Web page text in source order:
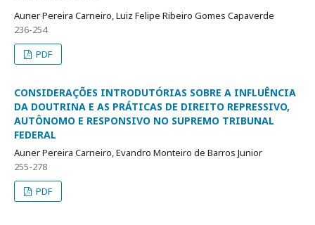
Auner Pereira Carneiro, Luiz Felipe Ribeiro Gomes Capaverde
236-254
PDF
CONSIDERAÇÕES INTRODUTÓRIAS SOBRE A INFLUÊNCIA
DA DOUTRINA E AS PRÁTICAS DE DIREITO REPRESSIVO,
AUTÔNOMO E RESPONSIVO NO SUPREMO TRIBUNAL
FEDERAL
Auner Pereira Carneiro, Evandro Monteiro de Barros Junior
255-278
PDF